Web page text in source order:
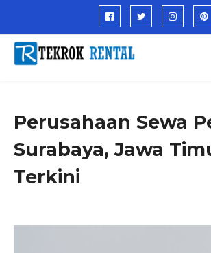
Perusahaan Sewa
Surabaya, Jawa
Terkini